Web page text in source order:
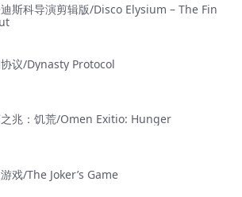
斯科导演剪辑版/Disco Elysium – The Fin
议/Dynasty Protocol
兆：饥荒/Omen Exitio: Hunger
戏/The Joker’s Game